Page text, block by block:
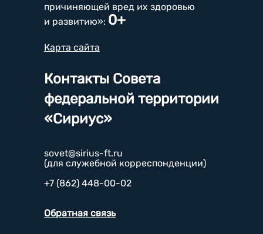
причиняющей вред их здоровью
и развитию»: 0+
Карта сайта
Контакты Совета
федеральной территории
«Сириус»
sovet@sirius-ft.ru
(для служебной корреспонденции)
+7 (862) 448-00-02
Обратная связь